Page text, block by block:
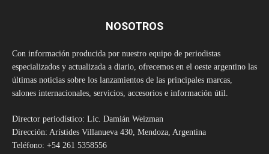
NOSOTROS
Con información producida por nuestro equipo de periodistas
especializados y actualizada a diario, ofrecemos en el oeste argentino las
últimas noticias sobre los lanzamientos de las principales marcas,
salones internacionales, servicios, accesorios e información útil.
Director periodístico: Lic. Damián Weizman
Dirección: Arístides Villanueva 430, Mendoza, Argentina
Teléfono: +54 261 5358556